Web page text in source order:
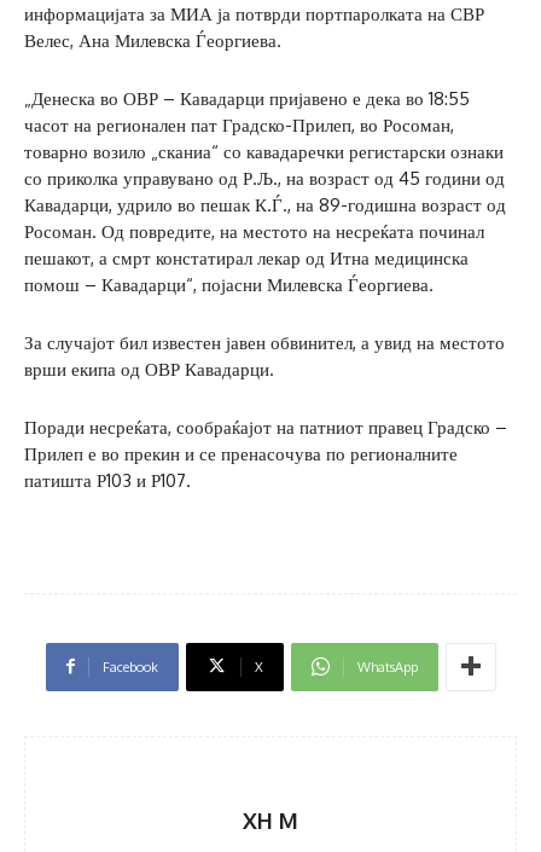
информацијата за МИА ја потврди портпаролката на СВР
Велес, Ана Милевска Ѓеоргиева.
„Денеска во ОВР – Кавадарци пријавено е дека во 18:55
часот на регионален пат Градско-Прилеп, во Росоман,
товарно возило „сканиа“ со кавадаречки регистарски ознаки
со приколка управувано од Р.Љ., на возраст од 45 години од
Кавадарци, удрило во пешак К.Ѓ., на 89-годишна возраст од
Росоман. Од повредите, на местото на несреќата починал
пешакот, а смрт констатирал лекар од Итна медицинска
помош – Кавадарци“, појасни Милевска Ѓеоргиева.
За случајот бил известен јавен обвинител, а увид на местото
врши екипа од ОВР Кавадарци.
Поради несреќата, сообраќајот на патниот правец Градско –
Прилеп е во прекин и се пренасочува по регионалните
патишта Р103 и Р107.
Facebook X WhatsApp
XH M